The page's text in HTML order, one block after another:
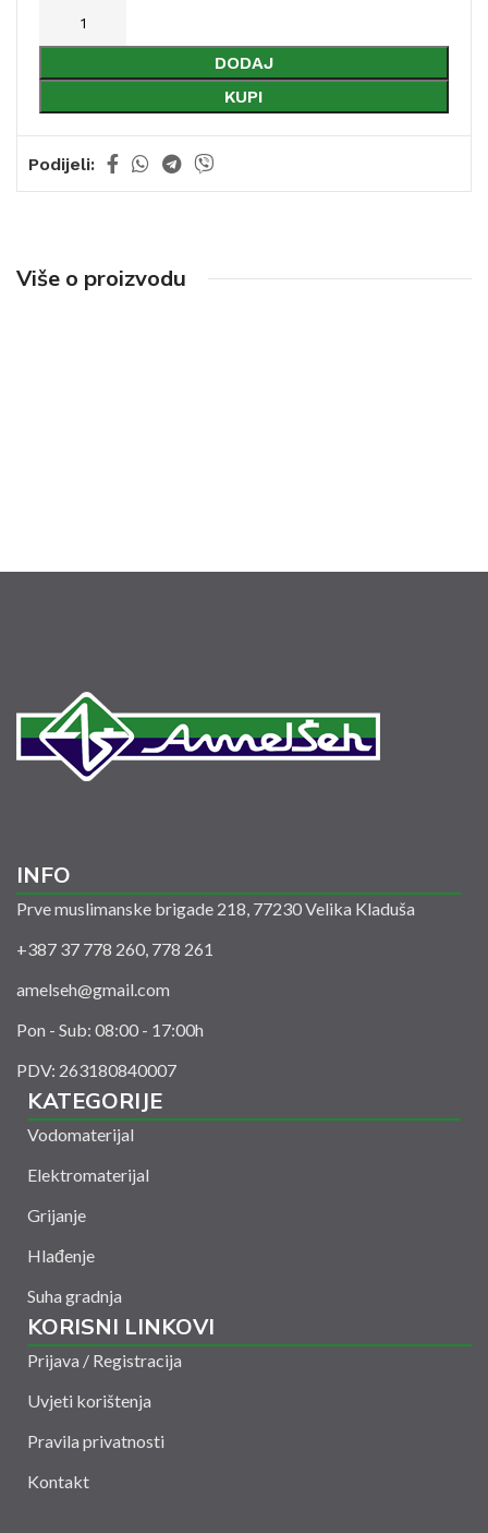
DODAJ
KUPI
Podijeli:
Više o proizvodu
INFO
Prve muslimanske brigade 218, 77230 Velika Kladuša
+387 37 778 260, 778 261
amelseh@gmail.com
Pon - Sub: 08:00 - 17:00h
PDV: 263180840007
KATEGORIJE
Vodomaterijal
Elektromaterijal
Grijanje
Hlađenje
Suha gradnja
KORISNI LINKOVI
Prijava / Registracija
Uvjeti korištenja
Pravila privatnosti
Kontakt